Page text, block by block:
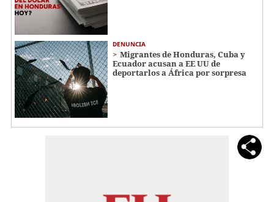
DENUNCIA
Migrantes de Honduras, Cuba y
Ecuador acusan a EE UU de
deportarlos a África por sorpresa